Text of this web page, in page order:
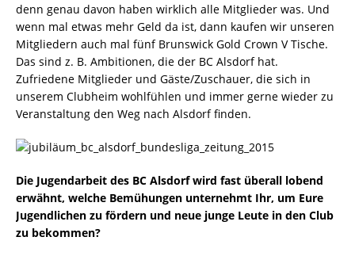
denn genau davon haben wirklich alle Mitglieder was. Und
wenn mal etwas mehr Geld da ist, dann kaufen wir unseren
Mitgliedern auch mal fünf Brunswick Gold Crown V Tische.
Das sind z. B. Ambitionen, die der BC Alsdorf hat.
Zufriedene Mitglieder und Gäste/Zuschauer, die sich in
unserem Clubheim wohlfühlen und immer gerne wieder zu
Veranstaltung den Weg nach Alsdorf finden.
Die Jugendarbeit des BC Alsdorf wird fast überall lobend
erwähnt, welche Bemühungen unternehmt Ihr, um Eure
Jugendlichen zu fördern und neue junge Leute in den Club
zu bekommen?